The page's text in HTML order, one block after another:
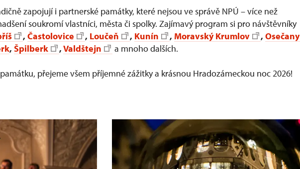
zapojují i partnerské památky, které nejsou ve správě NPÚ – více než
soukromí vlastníci, města či spolky. Zajímavý program si pro návštěvníky
, Častolovice , Loučeň , Kunín , Moravský Krumlov , Osečany
, Špilberk ,Valdštejn a mnoho dalších.
přejeme všem příjemné zážitky a krásnou Hradozámeckou noc 2026!